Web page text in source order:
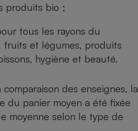
produits bio ;
tous les rayons du
fruits et légumes, produits
hygiène et beauté.
des enseignes, la
du panier moyen a été fixée
moyenne selon le type de